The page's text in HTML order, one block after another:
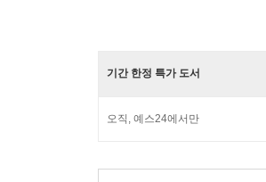
기간 한정 특가 도서
오직, 예스24에서만